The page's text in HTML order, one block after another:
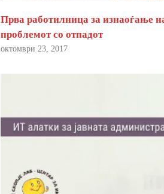
Прва работилница за изнаоѓање
проблемот со отпадот
октомври 23, 2017